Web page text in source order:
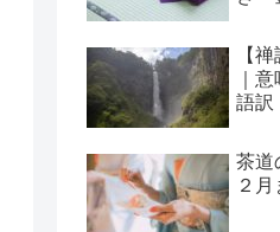
【
｜
語訳
茶道
２月